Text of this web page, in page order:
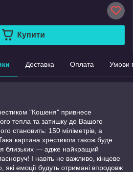
Купити
Доставка Оплата Умови
"Кошеня" привнесе
тепла та затишку до Вашого
становить: 150 міліметрів, а
картина хрестиком також буде
близьких — адже найкращий
І навіть не важливо, кінцеве
емоції будуть отримані впродовж